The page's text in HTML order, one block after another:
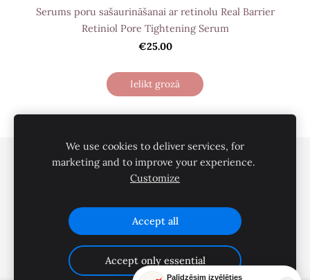
Serums poru sašaurināšanai ar retinolu Real Barrier
Retiniol Pore Tightening Serum
€25.00
Ielikt grozā
Privātuma politika
Pirkšanas noteikumi
Par mums Kontakti
Palīdzēsim izvēlēties
We use cookies to deliver services, for
marketing and to improve your experience.
Customize
Accept all
Accept only essential